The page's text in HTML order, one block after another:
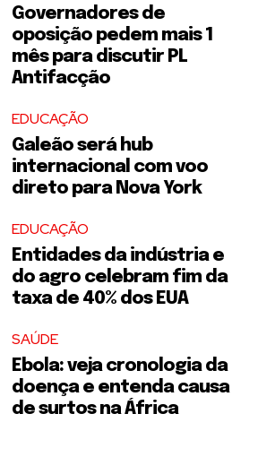
Governadores de
oposição pedem mais 1
mês para discutir PL
Antifacção
EDUCAÇÃO
Galeão será hub
internacional com voo
direto para Nova York
EDUCAÇÃO
Entidades da indústria e
do agro celebram fim da
taxa de 40% dos EUA
SAÚDE
Ebola: veja cronologia da
doença e entenda causa
de surtos na África